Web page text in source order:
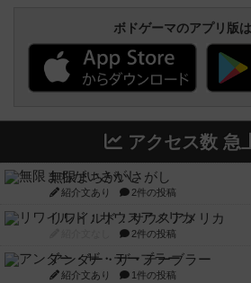
ボドゲーマのアプリ版
アクセス数 急
無限まちがいさがし
紹介文あり 2件の投稿
リワイルド：サウスアメリカ
2件の投稿
アンダー・ザ・テーブラー
紹介文あり 1件の投稿